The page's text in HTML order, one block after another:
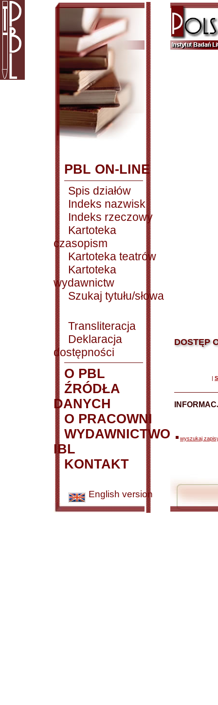
PBL ON-LINE
Spis działów
Indeks nazwisk
Indeks rzeczowy
Kartoteka
czasopism
Kartoteka teatrów
Kartoteka
wydawnictw
Szukaj tytułu/słowa
Transliteracja
Deklaracja
dostępności
O PBL
ŹRÓDŁA
DANYCH
O PRACOWNI
WYDAWNICTWO
IBL
KONTAKT
English version
DOSTĘP
|
wyszukaj